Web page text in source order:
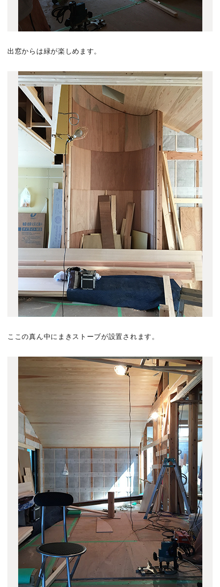
東嶺の家 1302竣工 (3)
尾山台の家 1212竣工 (2)
(5)
多摩川の家 1108竣工 (6)
赤坂の事務所ビル 1104竣工 (11)
善福寺の家 1103竣工 (2)
松原の家 1102竣工 (1)
上連雀の集合住宅 1101竣工 (4)
桜新町の家 1101竣工 (4)
錦の家 1101竣工 (2)
美しが丘の家 1101竣工
代沢の家 1012竣工 (1)
松庵の家 1012竣工
野崎の家 1011竣工 (2)
南千束の家 1011竣工 (1)
境南町の家 1009竣工 (7)
井の頭の家 1005竣工 (4)
下目黒の家 1002竣工 (6)
向台の家 0912竣工 (1)
名古屋 菊井の森 0911竣工 (5)
ソテリアハウス 0910竣工 (4)
板橋のガレージ 0910竣工 (3)
(6)
世田谷の家 0908竣工
宮崎台の家 0908竣工
2026年の記事 (37)
2025年の記事 (41)
2024年の記事
2023年の記事 (24)
2022年の記事 (25)
2021年の記事 (35)
2020年の記事 (44)
2019年の記事 (65)
2018年の記事 (53)
出窓からは緑が楽しめます。
ここの真ん中にまきストーブが設置されます。